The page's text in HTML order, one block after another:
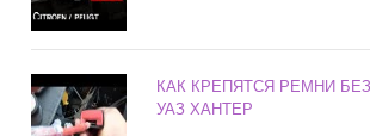
КАК КРЕПЯТСЯ РЕМНИ
УАЗ ХАНТЕР